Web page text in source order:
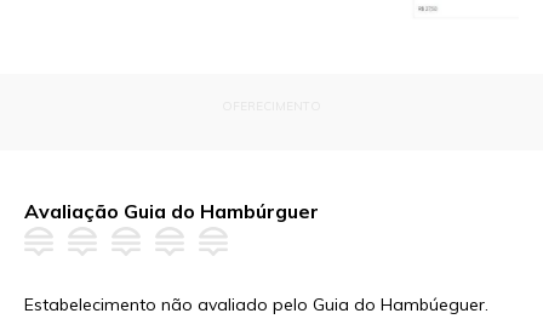
Avaliação Guia do Hambúrguer
Estabelecimento não avaliado pelo Guia do Hambúeguer.